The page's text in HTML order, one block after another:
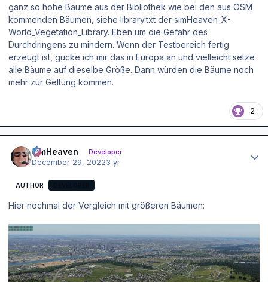
ganz so hohe Bäume aus der Bibliothek wie bei den aus OSM
kommenden Bäumen, siehe library.txt der simHeaven_X-
World_Vegetation_Library. Eben um die Gefahr des
Durchdringens zu mindern. Wenn der Testbereich fertig
erzeugt ist, gucke ich mir das in Europa an und vielleicht setze
alle Bäume auf dieselbe Größe. Dann würden die Bäume noch
mehr zur Geltung kommen.
2
simHeaven Developer
December 29, 20223 yr
AUTHOR
Hier nochmal der Vergleich mit größeren Bäumen: